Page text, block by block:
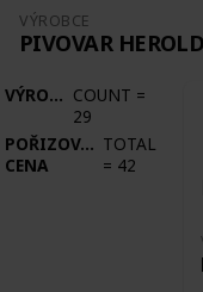
VÝROBCE
PIVOVAR HEROLD
VÝROBCE COUNT =
29
POŘIZOVACÍ
CENA
TOTAL
= 42